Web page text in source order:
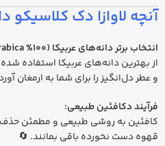
آنچه لاوازا دک کلاسیکو
انتخاب برتر دانه‌های عربیکا (100% Arabica):
از بهترین دانه‌های عربیکا استفاده
و عطر دل‌انگیز را برای شما به ارمغان
فرآیند دکافئین طبیعی:
کافئین به روشی طبیعی و مطمئن
قهوه دست نخورده باقی بمانند. 🔄